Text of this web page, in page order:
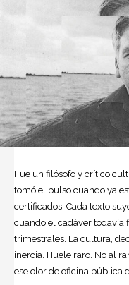
Fue un filósofo y crítico
tomó el pulso cuando ya
certificados. Cada texto
cuando el cadáver todavía
trimestrales. La cultura,
inercia. Huele raro. No al
ese olor de oficina pública